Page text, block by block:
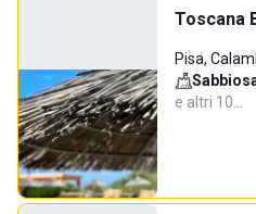
Toscana
Pisa,
e altri 10…